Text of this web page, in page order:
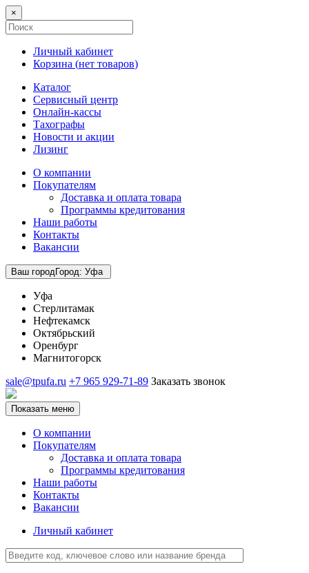
×
Личный кабинет
Корзина (нет товаров)
Каталог
Сервисный центр
Онлайн-кассы
Тахографы
Новости и акции
Лизинг
О компании
Покупателям
Доставка и оплата товара
Программы кредитования
Наши работы
Контакты
Вакансии
Ваш городГород: Уфа
Уфа
Стерлитамак
Нефтекамск
Октябрьский
Оренбург
Магнитогорск
sale@tpufa.ru +7 965 929-71-89 Заказать звонок
Показать меню
О компании
Покупателям
Доставка и оплата товара
Программы кредитования
Наши работы
Контакты
Вакансии
Личный кабинет